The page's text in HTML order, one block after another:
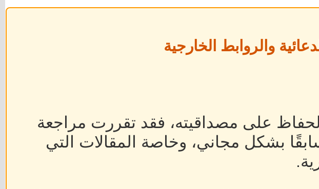
والروابط الخارجية
على مصداقيته، فقد تقررت مراجعة
بشكل مجاني، وخاصة المقالات التي